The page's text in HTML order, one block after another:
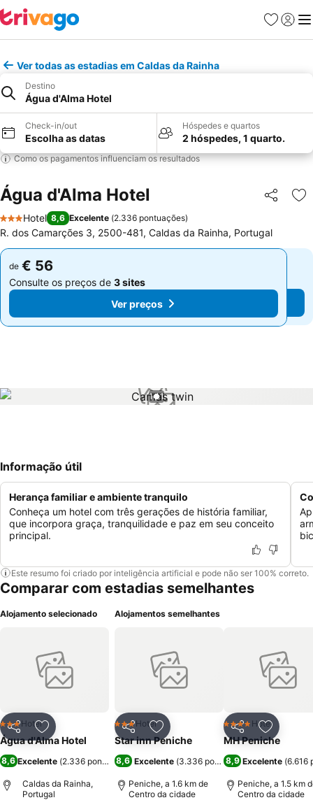
Favoritos
Iniciar
Ver todas as estadias em Caldas da Rainha
Destino
Água d'Alma Hotel
Check-in/out
Escolha as datas
Hóspedes e quartos
2 hóspedes, 1 quarto.
Como os pagamentos influenciam os resultados
Água d'Alma Hotel Partilhar
3 Estrelas
Hotel 8,6 Excelente (2.336 pontuações)
R. dos Camarções 3, 2500-481, Caldas da Rainha, Portugal
de € 56
Consulte os preços de 3 sites
Ver preços
de € 56
Consulte os preços de 3 sites
Ver preços
1 / 1
Informação útil
Herança familiar e ambiente tranquilo
Conheça um hotel com três gerações de história familiar,
que incorpora graça, tranquilidade e paz em seu conceito
principal.
Este resumo foi criado por inteligência artificial e pode não ser 100% correto.
Comparar com estadias semelhantes
Alojamento selecionado
PartilharAdicionar aos favoritos
3 Estrelas
Hotel
Água d'Alma Hotel
8,6Excelente (2.336 pontuações )
Caldas da Rainha,
Portugal
Alojamentos semelhantes
PartilharAdicionar aos favoritos
3 Estrelas
Hotel
Star inn Peniche
8,6 Excelente (3.336 pontuações)
Peniche, a 1.6 km de
Centro da cidade
Partilhar
4 EstrelasHotel
MH Peniche
8,9 Excelente (6.616
Peniche, a 1.5 km
Centro da cidade